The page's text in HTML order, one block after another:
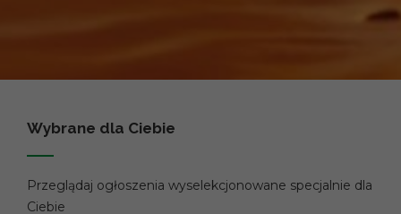
Wybrane dla Ciebie
Przeglądaj ogłoszenia wyselekcjonowane specjalnie dla
Ciebie